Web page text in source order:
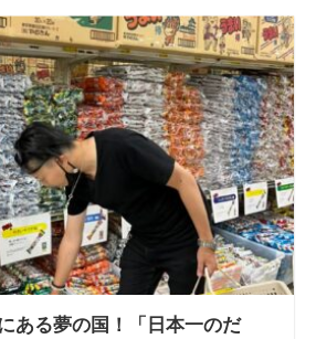
ある夢の国！「日本一のだ